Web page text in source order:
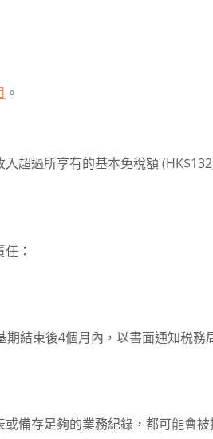
。
超過所享有的基本免稅額
：
結束後4個月內，以書面通知税務
備存足夠的業務紀錄，都可能會被